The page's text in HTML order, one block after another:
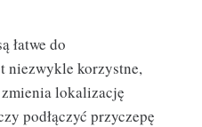
łatwe do
niezwykle korzystne,
lokalizację
podłączyć przyczepę